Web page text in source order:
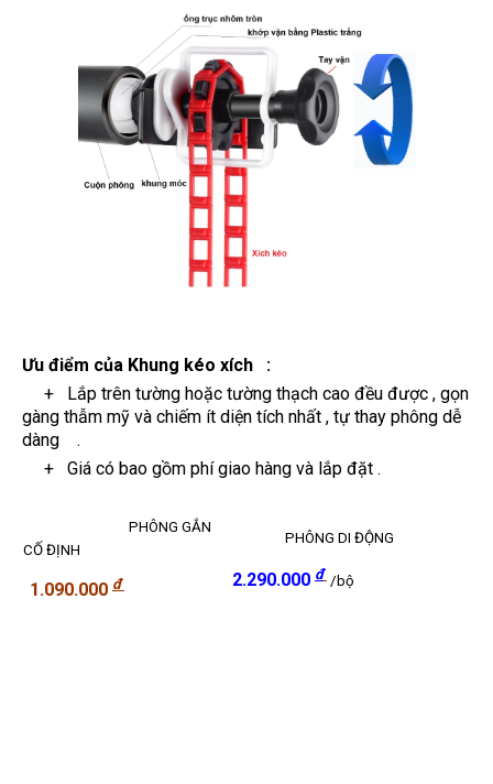
Ưu điểm của Khung kéo xích
:
+ Lắp trên tường hoặc tường thạch cao đều được , gọn
gàng thẫm mỹ và chiếm ít diện tích nhất , tự thay phông dễ
dàng
.
+ Giá có bao gồm phí giao hàng và lắp đặt .
PHÔNG GẮN
CỐ ĐỊNH
PHÔNG DI ĐỘNG
1.090.000 đ 2.290.000 đ /bộ